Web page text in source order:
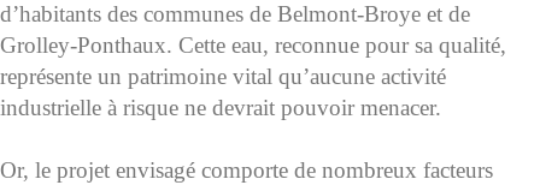
d’habitants des communes de Belmont-Broye et de
Grolley-Ponthaux. Cette eau, reconnue pour sa qualité,
représente un patrimoine vital qu’aucune activité
industrielle à risque ne devrait pouvoir menacer.
Or, le projet envisagé comporte de nombreux facteurs